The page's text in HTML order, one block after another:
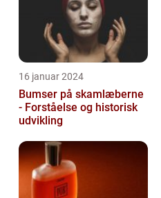
16 januar 2024
Bumser på skamlæberne
- Forståelse og historisk
udvikling